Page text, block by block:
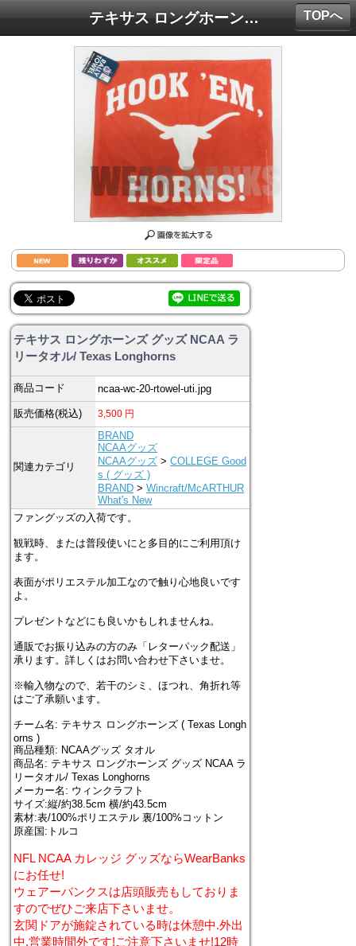
テキサス ロングホーンズ グッズ NCAA ラリータオル/ Texas Longhorns
テキサス ロングホーンズ グッズ NCAA ラ
リータオル/ Texas Longhorns
商品コード ncaa-wc-20-rtowel-uti.jpg
販売価格(税込) 3,500 円
関連カテゴリ
BRAND
NCAAグッズ
NCAAグッズ >COLLEGE Good
s ( グッズ )
BRAND >Wincraft/McARTHUR
What's New
ファングッズの入荷です。
観戦時、または普段使いにと多目的にご利用頂け
ます。
表面がポリエステル加工なので触り心地良いです
よ。
プレゼントなどにも良いかもしれませんね。
通販でお振り込みの方のみ「レターパック配送」
承ります。詳しくはお問い合わせ下さいませ。
※輸入物なので、若干のシミ、ほつれ、角折れ等
はご了承願います。
チーム名: テキサス ロングホーンズ ( Texas Longh
orns )
商品種類: NCAAグッズ タオル
商品名: テキサス ロングホーンズ グッズ NCAA ラ
リータオル/ Texas Longhorns
メーカー名: ウィンクラフト
サイズ:縦/約38.5cm 横/約43.5cm
素材:表/100%ポリエステル 裏/100%コットン
原産国:トルコ
NFL NCAA カレッジ グッズならWearBanks
にお任せ!
ウェアーバンクスは店頭販売もしておりま
すのでぜひご来店下さいませ。
玄関ドアが施錠されている時は休憩中.外出
中.営業時間外です!ご注意下さいませ!12時
TOPへ